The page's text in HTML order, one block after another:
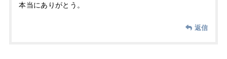
本当にありがとう。
返信